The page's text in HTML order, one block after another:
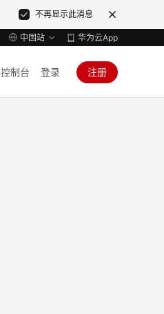
不再显示此消息
中国站 华为云App
控制台 登录 注册